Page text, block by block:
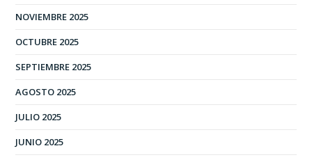
NOVIEMBRE 2025
OCTUBRE 2025
SEPTIEMBRE 2025
AGOSTO 2025
JULIO 2025
JUNIO 2025